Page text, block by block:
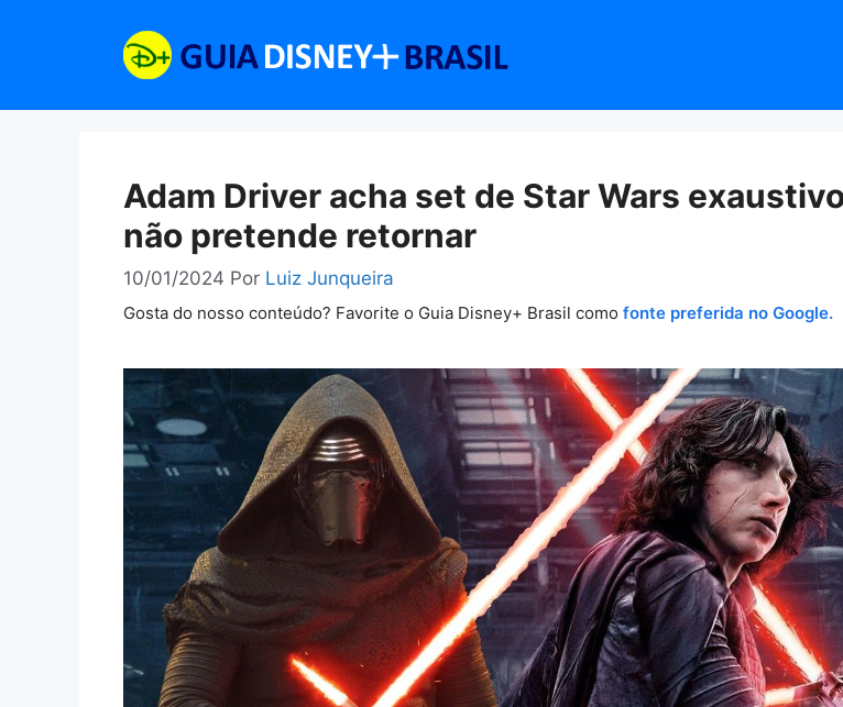
Adam Driver acha set de Star Wars
não pretende retornar
10/01/2024 Por Luiz Junqueira
Gosta do nosso conteúdo? Favorite o Guia Disney+ Brasil como fonte preferida no Google.